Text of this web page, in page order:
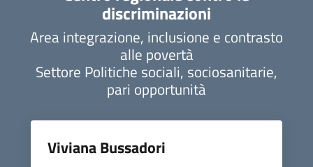
discriminazioni
Area integrazione, inclusione e contrasto
alle povertà
Settore Politiche sociali, sociosanitarie,
pari opportunità
Viviana Bussadori